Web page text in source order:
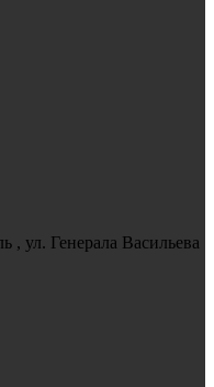
, ул. Генерала Васильева